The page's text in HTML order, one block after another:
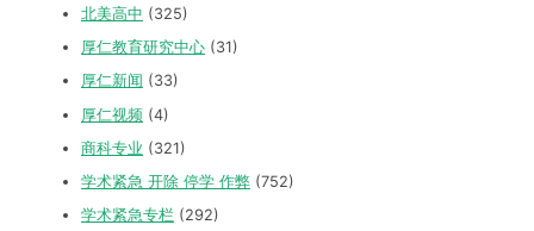
北美高中 (325)
厚仁教育研究中心 (31)
厚仁新闻 (33)
厚仁视频 (4)
商科专业 (321)
学术紧急 开除 停学 作弊 (752)
学术紧急专栏 (292)